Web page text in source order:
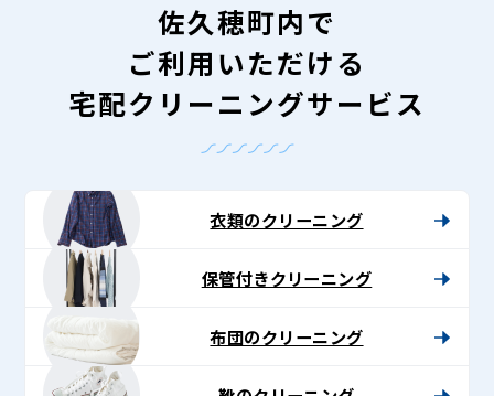
佐久穂町内で
ご利用いただける
宅配クリーニングサービス
衣類のクリーニング
保管付きクリーニング
布団のクリーニング